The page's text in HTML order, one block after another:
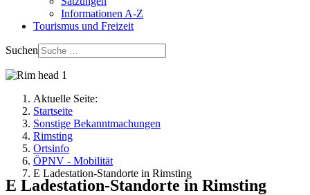
Informationen A-Z
Tourismus und Freizeit
Suchen
Aktuelle Seite:
Startseite
Sonstige Bekanntmachungen
Rimsting
Ortsinfo
ÖPNV - Mobilität
E Ladestation-Standorte in Rimsting
E Ladestation-Standorte in Rimsting